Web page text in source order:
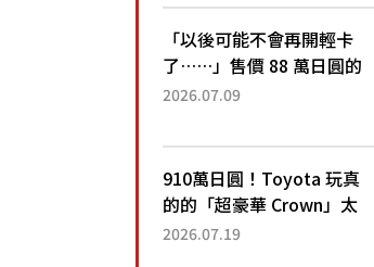
相同的...
「以後可能不會再開輕卡
了……」售價 88 萬日圓的
「超迷你輕型貨車」引發兩
100 公里！」「免驗車真的
太棒了！...
2026.07.09
910萬日圓！Toyota 玩真
的的「超豪華 Crown」太
厲害了！採用由「匠人技
2026.07.19